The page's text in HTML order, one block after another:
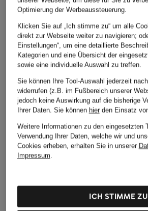
SAMSØE SAMSØE
Hemdbluse MAJAN
95 €
SAMSØE
Hemdbluse
79,99 €
Bestpreis:67,99
Ursprünglich:
Weitere Kategorien
Optimierung der Werbeaussteuerung.
Klicken Sie auf „Ich stimme zu“ um alle
direkt zur Webseite weiter zu navigieren;
Einstellungen“, um eine detaillierte
Kategorien und eine Übersicht der
sowie eine individuelle Auswahl zu treffen.
Sie können Ihre Tool-Auswahl jederzeit
widerrufen (z.B. im Fußbereich unserer
jedoch keine Auswirkung auf die bisherige
Ihrer Daten. Sie können hierden Einsatz
Weitere Informationen zu den eingesetzten
Verwendung Ihrer Daten, welche wir und
Cookies erheben, erhalten Sie in unserer
Impressum.
ICH STIMME ZU